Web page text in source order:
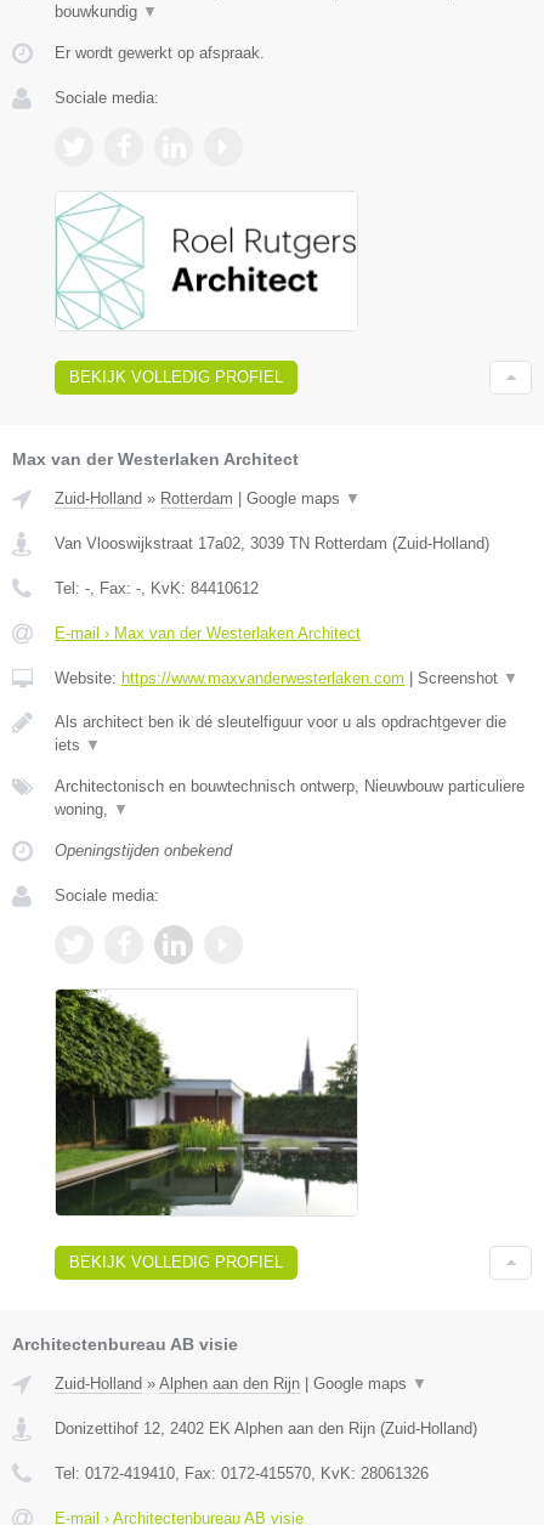
bouwkundig ▼
Er wordt gewerkt op afspraak.
Sociale media:
BEKIJK VOLLEDIG PROFIEL
Max van der Westerlaken Architect
Zuid-Holland » Rotterdam Google maps ▼
Van Vlooswijkstraat 17a02, 3039 TN Rotterdam (Zuid-Holland)
Tel: -, Fax: -, KvK: 84410612
E-mail › Max van der Westerlaken Architect
Website: https://www.maxvanderwesterlaken.com Screenshot ▼
Als architect ben ik dé sleutelfiguur voor u als opdrachtgever die
iets ▼
Architectonisch en bouwtechnisch ontwerp, Nieuwbouw particuliere
woning, ▼
Openingstijden onbekend
Sociale media:
BEKIJK VOLLEDIG PROFIEL
Architectenbureau AB visie
Zuid-Holland » Alphen aan den Rijn Google maps ▼
Donizettihof 12 2402 EK Alphen aan den Rijn (Zuid-Holland)
Tel: 0172-419410 , Fax: 0172-415570 , KvK: 28061326
E-mail › Architectenbureau AB visie